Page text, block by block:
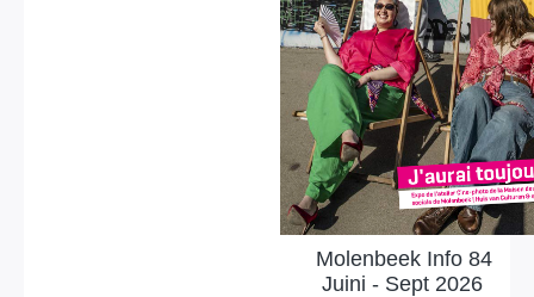
Molenbeek Info 84
Juini - Sept 2026